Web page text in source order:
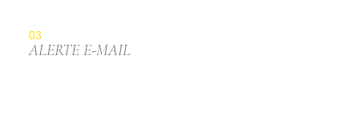
03
ALERTE E-MAIL